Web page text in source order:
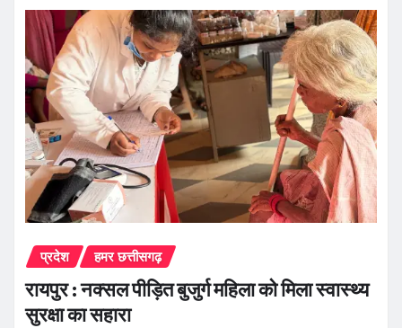
प्रदेश हमर छत्तीसगढ़
रायपुर : नक्सल पीड़ित बुजुर्ग महिला को मिला स्वास्थ्य
सुरक्षा का सहारा